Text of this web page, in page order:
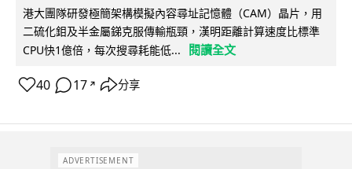
港大團隊研發極簡架構模擬內容尋址記憶體（CAM）晶片，用
二硫化鉬及半金屬銻克服傳輸瓶頸，漢明距離計算速度比標準
CPU快1億倍，每次搜尋耗能低...
閱讀全文
40 17 ↗ 分享
ADVERTISEMENT